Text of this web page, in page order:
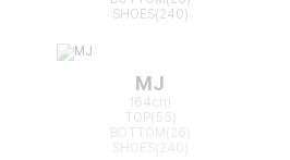
SHOES(240)
MJ
164cm
TOP(55)
BOTTOM(26)